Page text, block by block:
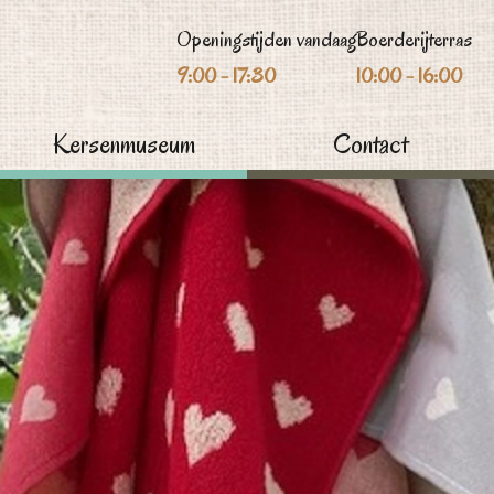
Kersenmuseum Contact
Openingstijden vandaag
9:00 - 17:30
Boerderijterras
10:00 - 16:00